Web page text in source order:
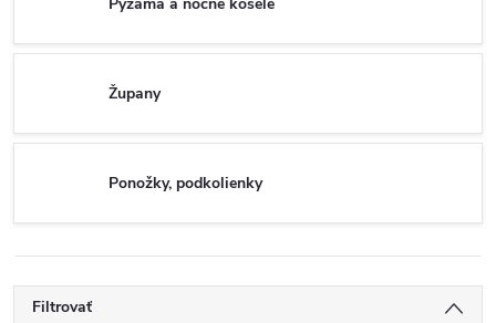
Župany
Ponožky, podkolienky
Filtrovať